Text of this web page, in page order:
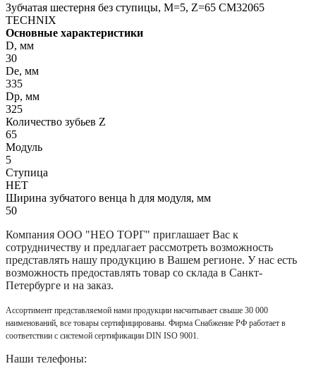
Зубчатая шестерня без ступицы, M=5, Z=65 CM32065
TECHNIX
Основные характеристики
D, мм
30
De, мм
335
Dp, мм
325
Количество зубьев Z
65
Модуль
5
Ступица
НЕТ
Ширина зубчатого венца h для модуля, мм
50
Компания ООО "НЕО ТОРГ" приглашает Вас к
сотрудничеству и предлагает рассмотреть возможность
представлять нашу продукцию в Вашем регионе. У нас есть
возможность предоставлять товар со склада в Санкт-
Петербурге и на заказ.
Ассортимент представляемой нами продукции насчитывает свыше 30 000
наименований, все товары сертифицированы. Фирма Снабжение РФ работает в
соответствии с системой сертификации DIN ISO 9001.
Наши телефоны: